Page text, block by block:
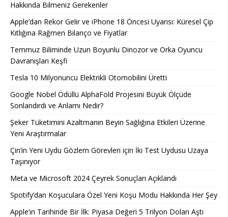
Hakkında Bilmeniz Gerekenler
Apple’dan Rekor Gelir ve iPhone 18 Öncesi Uyarısı: Küresel Çip
Kıtlığına Rağmen Bilanço ve Fiyatlar
Temmuz Biliminde Uzun Boyunlu Dinozor ve Orka Oyuncu
Davranışları Keşfi
Tesla 10 Milyonuncu Elektrikli Otomobilini Üretti
Google Nobel Ödüllü AlphaFold Projesini Büyük Ölçüde
Sonlandırdı ve Anlamı Nedir?
Şeker Tüketimini Azaltmanın Beyin Sağlığına Etkileri Üzerine
Yeni Araştırmalar
Çin’in Yeni Uydu Gözlem Görevleri için İki Test Uydusu Uzaya
Taşınıyor
Meta ve Microsoft 2024 Çeyrek Sonuçları Açıklandı
Spotify’dan Koşuculara Özel Yeni Koşu Modu Hakkında Her Şey
Apple’ın Tarihinde Bir İlk: Piyasa Değeri 5 Trilyon Doları Aştı